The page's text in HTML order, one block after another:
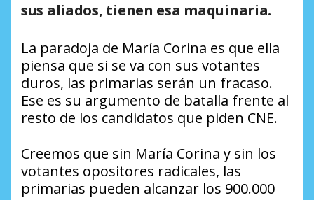
sus aliados, tienen esa maquinaria.
La paradoja de María Corina es que ella
piensa que si se va con sus votantes
duros, las primarias serán un fracaso.
Ese es su argumento de batalla frente al
resto de los candidatos que piden CNE.
Creemos que sin María Corina y sin los
votantes opositores radicales, las
primarias pueden alcanzar los 900.000